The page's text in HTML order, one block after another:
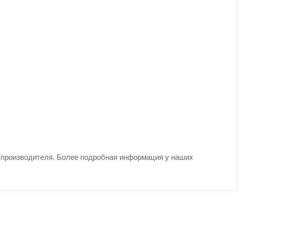
Более подробная информация у наших